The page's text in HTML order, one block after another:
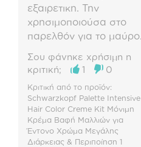
εξαιρετικη. Την
χρησιμοποιούσα στο
παρελθόν για το μαύρο
αποτέλεσμα που ήθελα.
από την ίδια εταιρία το
κάστανο έντονο κόκκινο
κι είμαι εξίσου
ικανοποιημένη.
Σου φάνηκε χρήσιμη η
κριτική;
1 0
Κριτική από το προϊόν:
Schwarzkopf Palette Intensive
Hair Color Creme Kit Μόνιμη
Κρέμα Βαφή Μαλλιών για
Έντονο Χρώμα Μεγάλης
Διάρκειας & Περιποίηση 1